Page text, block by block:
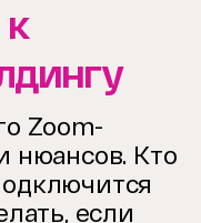
Zoom-
нюансов. Кто
если